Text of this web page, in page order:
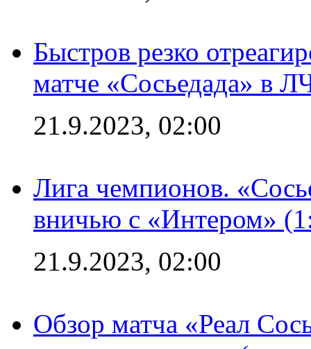
Быстров резко
матче «Сосьедада» в
21.9.2023, 02:00
Лига чемпионов.
вничью с «Интером»
21.9.2023, 02:00
Обзор матча «Реал